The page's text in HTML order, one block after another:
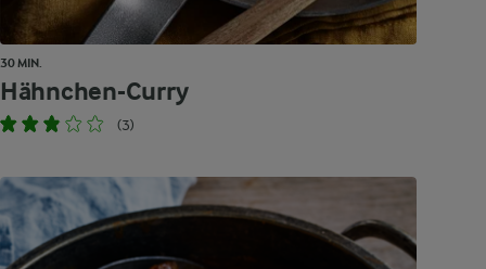
30 MIN.
Hähnchen-Curry
(3)